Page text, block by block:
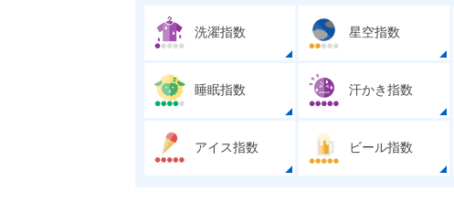
洗濯指数 星空指数
睡眠指数 汗かき指数
アイス指数 ビール指数